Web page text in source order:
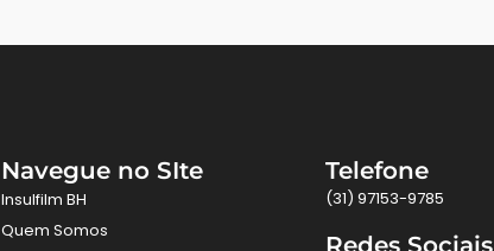
Navegue no SIte
Insulfilm BH
Quem Somos
Telefone
(31) 97153-9785
Redes Sociais